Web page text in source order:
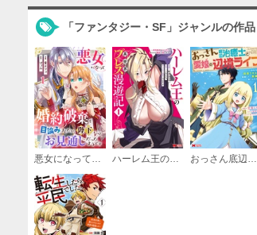
: 17
必要ポイント：150
: 18
必要ポイント：150
「ファンタジー・SF」ジャンルの作品
悪女になって婚約破棄を目論みましたが、陛下にはお見通しだったようです ハーレム王の異世界プレス漫遊記 ～最強無双のおじさんはあらゆる種族を嫁にする～（コミック） おっさん底辺治癒士と愛娘の辺境ライフ～中年男が回復スキルに覚醒して、英雄へ成り上がる～（コミック）